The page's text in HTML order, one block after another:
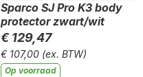
Sparco SJ Pro K3 body
protector zwart/wit
€ 129,47
€ 107,00 (ex. BTW)
Op voorraad